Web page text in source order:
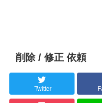
削除 / 修正 依頼
Twitter